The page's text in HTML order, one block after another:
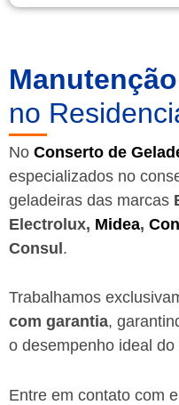
Manutenção
no
No Conserto de
especializados no
geladeiras das marcas
Electrolux, Midea,
Consul.
Trabalhamos
com garantia,
o desempenho ideal
Entre em contato com